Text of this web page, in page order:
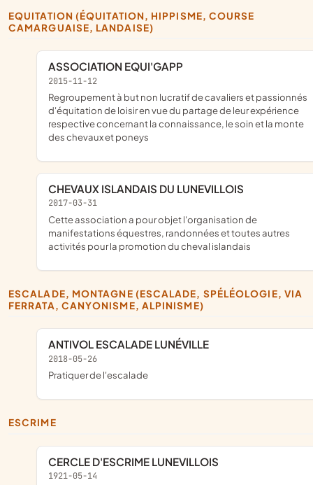
EQUITATION (ÉQUITATION, HIPPISME, COURSE
CAMARGUAISE, LANDAISE)
ASSOCIATION EQUI'GAPP
2015-11-12
regroupement à but non lucratif de cavaliers et passionnés
d'équitation de loisir en vue du partage de leur expérience
respective concernant la connaissance, le soin et la monte
des chevaux et poneys
CHEVAUX ISLANDAIS DU LUNEVILLOIS
2017-03-31
cette association a pour objet l'organisation de
manifestations équestres, randonnées et toutes autres
activités pour la promotion du cheval islandais
ESCALADE, MONTAGNE (ESCALADE, SPÉLÉOLOGIE, VIA
FERRATA, CANYONISME, ALPINISME)
ANTIVOL ESCALADE LUNÉVILLE
2018-05-26
pratiquer de l'escalade
ESCRIME
CERCLE D'ESCRIME LUNEVILLOIS
1921-05-14